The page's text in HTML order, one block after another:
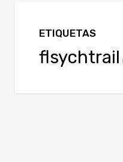
ETIQUETAS
flsychtrail